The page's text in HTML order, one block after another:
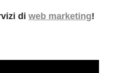
di web marketing!